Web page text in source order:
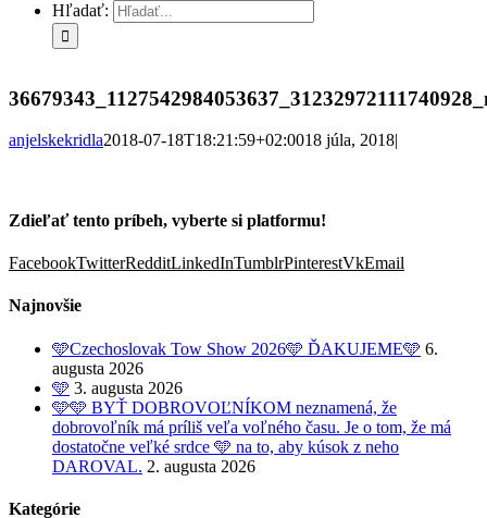
Hľadať:
anjelskekridla2018-07-18T18:21:59+02:0018 júla, 2018|
Zdieľať tento príbeh, vyberte si platformu!
FacebookTwitterRedditLinkedInTumblrPinterestVkEmail
Najnovšie
🩵Czechoslovak Tow Show 2026🩵 ĎAKUJEME🩵 6.
augusta 2026
🩵 3. augusta 2026
🩵🩵 BYŤ DOBROVOĽNÍKOM neznamená, že
dobrovoľník má príliš veľa voľného času. Je o tom, že má
dostatočne veľké srdce 🩵 na to, aby kúsok z neho
DAROVAL. 2. augusta 2026
Kategórie